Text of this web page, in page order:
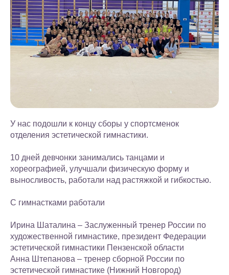
У нас подошли к концу сборы у спортсменок
отделения эстетической гимнастики.
10 дней девчонки занимались танцами и
хореографией, улучшали физическую форму и
выносливость, работали над растяжкой и гибкостью.
С гимнастками работали
Ирина Шаталина – Заслуженный тренер России по
художественной гимнастике, президент Федерации
эстетической гимнастики Пензенской области
Анна Штепанова – тренер сборной России по
эстетической гимнастике (Нижний Новгород)